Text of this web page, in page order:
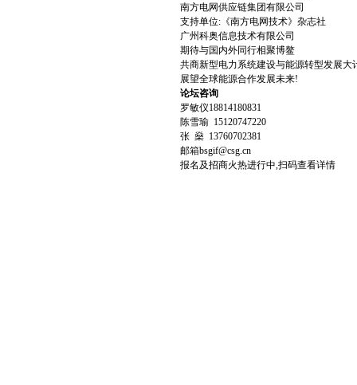
南方电网供应链集团有限公司
支持单位:《南方电网技术》杂志社
广州科奥信息技术有限公司
期待与国内外同行相聚博鳌
共商新型电力系统建设与能源转型发展大
展望全球能源合作发展未来!
论坛咨询
罗敏仪18814180831
陈雪瑜 15120747220
张 燊 13760702381
邮箱bsgif@csg.cn
报名及招商火热进行中,扫码查看详情